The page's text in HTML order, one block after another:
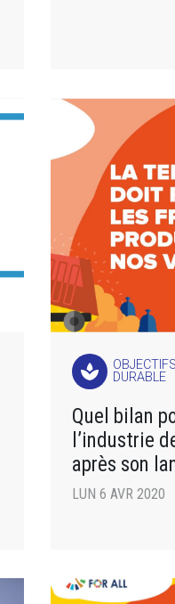
spa
DURABLE
Quel bilan
l’industrie
après son
LUN 6 AVR 2020